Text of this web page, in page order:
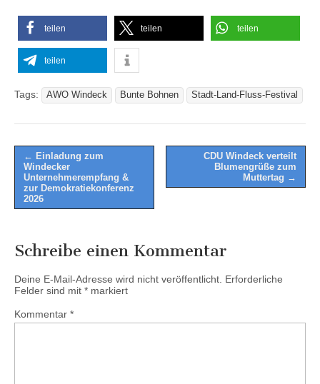
teilen teilen teilen
teilen
Tags: AWO Windeck Bunte Bohnen Stadt-Land-Fluss-Festival
Post
navigation
← Einladung zum
Windecker
Unternehmerempfang &
zur Demokratiekonferenz
2026
CDU Windeck verteilt
Blumengrüße zum
Muttertag →
Schreibe einen Kommentar
Deine E-Mail-Adresse wird nicht veröffentlicht. Erforderliche
Felder sind mit * markiert
Kommentar *